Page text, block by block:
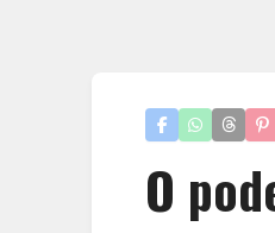
O